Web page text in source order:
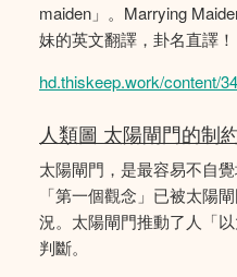
maiden」。Marrying
妹的英文翻譯，卦名直譯！
hd.thiskeep.work/content/
人類圖 太陽閘門的制
太陽閘門，是最容易不自
「第一個觀念」已被太陽
況。太陽閘門推動了人「
判斷。